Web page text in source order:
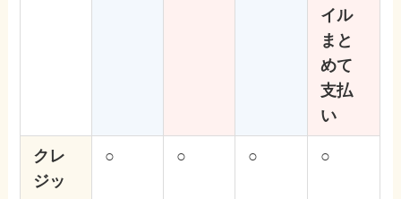
イル
まと
めて
支払
い
クレ
ジッ
○ ○ ○ ○